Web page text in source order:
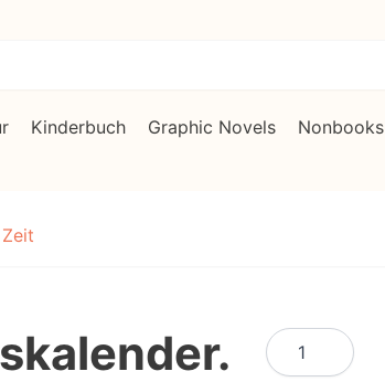
Kinderbuch Graphic Novels Nonbooks
Menge